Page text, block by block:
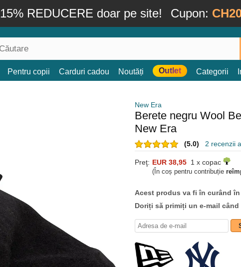
15% REDUCERE doar pe site! Cupon:
Pentru copii Carduri cadou Noutăți Outlet Categorii
New Era
Berete negru Wool
New Era
(5.0) 2 recenzii
Preţ: EUR 38,95 1 x copac
(În coș pentru contribuție
Acest produs va fi în curând
Doriți să primiți un e-mail